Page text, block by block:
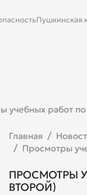
Пушкинская
учебных работ
Главная
Просмотры
ПРОСМОТРЫ
ВТОРОЙ)